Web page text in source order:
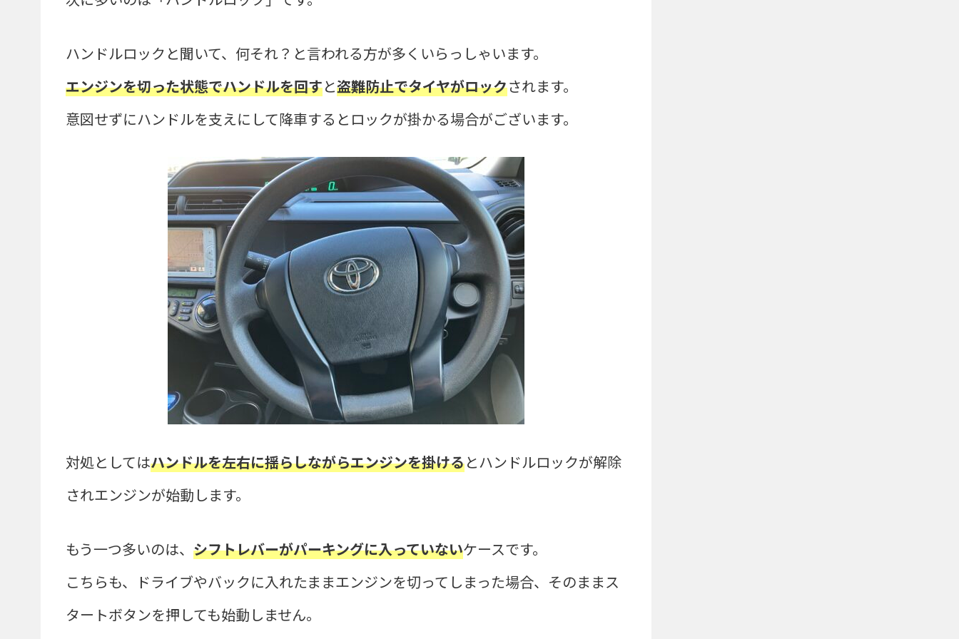
ハンドルロックと聞いて、何それ？と言われる方が多くいらっしゃいます。
エンジンを切った状態でハンドルを回すと盗難防止でタイヤがロックされます。
意図せずにハンドルを支えにして降車するとロックが掛かる場合がございます。
対処としてはハンドルを左右に揺らしながらエンジンを掛けるとハンドルロックが解除
されエンジンが始動します。
もう一つ多いのは、 シフトレバーがパーキングに入っていないケースです。
こちらも、ドライブやバックに入れたままエンジンを切ってしまった場合、そのままス
タートボタンを押しても始動しません。